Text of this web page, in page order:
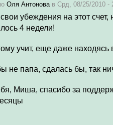
Оля Антоновав Срд, 08/25/2010 -
убеждения на этот счет,
4 недели!
учит, еще даже
не папа, сдалась бы, так
Миша, спасибо за